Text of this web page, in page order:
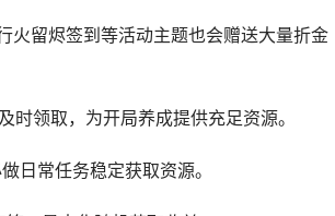
留烬签到等活动主题也会赠送大量折金
时领取，为开局养成提供充足资源。
日常任务稳定获取资源。